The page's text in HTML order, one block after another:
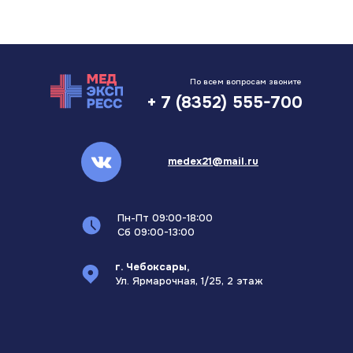
г. Чебоксары,
Ул. Ярмарочная, 1/25, 2 этаж
Пн-Пт 09:00-18:00
Сб 09:00-13:00
medex21@mail.ru
По всем вопросам звоните
+ 7 (8352) 555-700